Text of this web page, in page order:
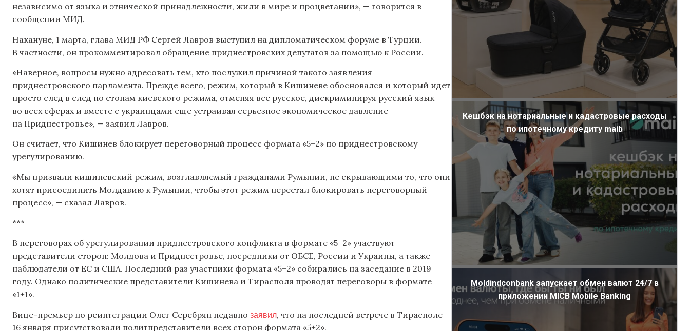
независимо от языка и этнической принадлежности, жили в мире и процветании», — говорится в
сообщении МИД.
Накануне, 1 марта, глава МИД РФ Сергей Лавров выступил на дипломатическом форуме в Турции.
В частности, он прокомментировал обращение приднестровских депутатов за помощью к России.
«Наверное, вопросы нужно адресовать тем, кто послужил причиной такого заявления
приднестровского парламента. Прежде всего, режим, который в Кишиневе обосновался и который идет
просто след в след по стопам киевского режима, отменяя все русское, дискриминируя русский язык
во всех сферах и вместе с украинцами еще устраивая серьезное экономическое давление
на Приднестровье», — заявил Лавров.
Он считает, что Кишинев блокирует переговорный процесс формата «5+2» по приднестровскому
урегулированию.
«Мы призвали кишиневский режим, возглавляемый гражданами Румынии, не скрывающими то, что они
хотят присоединить Молдавию к Румынии, чтобы этот режим перестал блокировать переговорный
процесс», — сказал Лавров.
***
В переговорах об урегулировании приднестровского конфликта в формате «5+2» участвуют
представители сторон: Молдова и Приднестровье, посредники от ОБСЕ, России и Украины, а также
наблюдатели от ЕС и США. Последний раз участники формата «5+2» собирались на заседание в 2019
году. Однако политические представители Кишинева и Тирасполя проводят переговоры в формате
«1+1».
Вице-премьер по реинтеграции Олег Серебрян недавно заявил, что на последней встрече в Тирасполе
16 января присутствовали политпредставители всех сторон формата «5+2».
Кешбэк на нотариальные и кадастровые расходы
по ипотечному кредиту maib
Moldindconbank запускает обмен валют 24/7 в
приложении MICB Mobile Banking